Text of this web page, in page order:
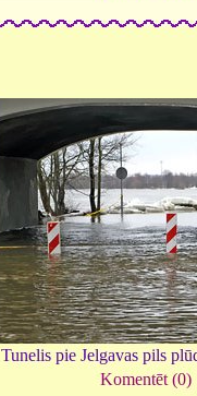
Tunelis pie Jelgavas pils
Komentēt (0)